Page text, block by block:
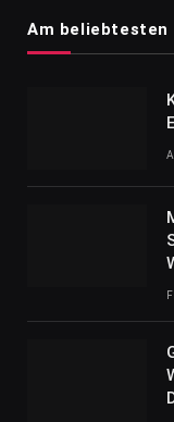
Am beliebtesten